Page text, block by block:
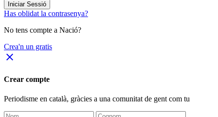
Iniciar Sessió
Has oblidat la contrasenya?
No tens compte a Nació?
Crea'n un gratis
close
Crear compte
Periodisme en català, gràcies a una comunitat de gent com tu